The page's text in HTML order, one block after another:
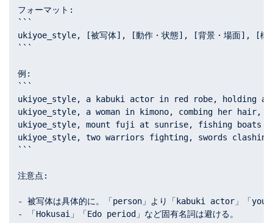
フォーマット:
```
ukiyoe_style, [被写体], [動作・状態], [背景・場面], [構図
```
例:
```
ukiyoe_style, a kabuki actor in red robe, holding a
ukiyoe_style, a woman in kimono, combing her
ukiyoe_style, mount fuji at sunrise, fishing boats in
ukiyoe_style, two warriors fighting, swords
```
注意点:
- 被写体は具体的に。「person」より「kabuki actor」「